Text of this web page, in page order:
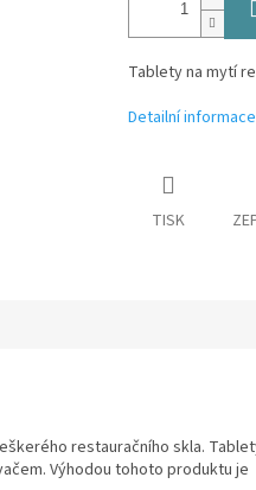
Tablety na mytí
Detailní informace
TISK
restauračního skla.
Výhodou tohoto produktu je